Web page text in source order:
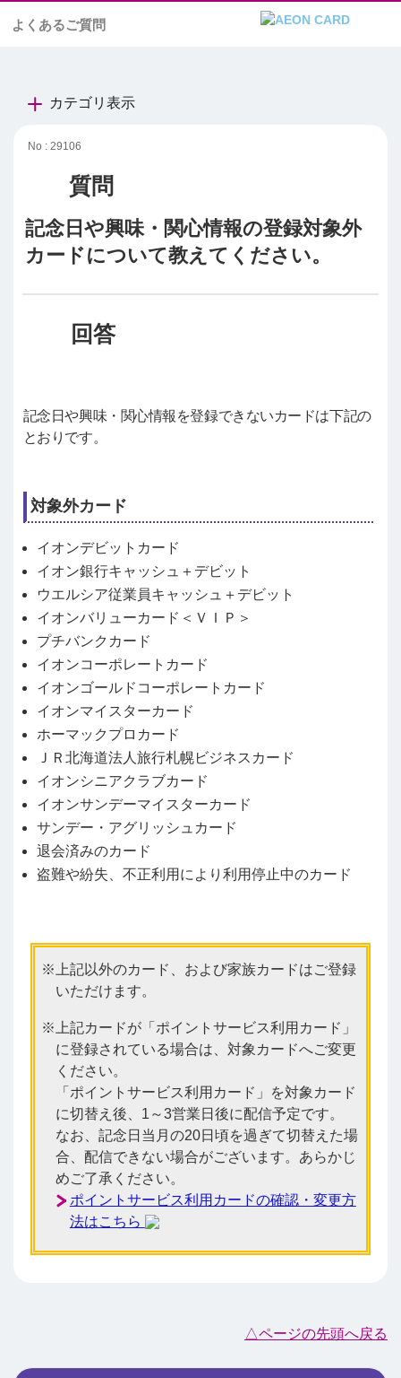
よくあるご質問
カテゴリ表示
No : 29106
記念日や興味・関心情報の登録対象外
カードについて教えてください。
記念日や興味・関心情報を登録できないカードは下記の
とおりです。
対象外カード
イオンデビットカード
イオン銀行キャッシュ＋デビット
ウエルシア従業員キャッシュ＋デビット
イオンバリューカード＜ＶＩＰ＞
プチバンクカード
イオンコーポレートカード
イオンゴールドコーポレートカード
イオンマイスターカード
ホーマックプロカード
ＪＲ北海道法人旅行札幌ビジネスカード
イオンシニアクラブカード
イオンサンデーマイスターカード
サンデー・アグリッシュカード
退会済みのカード
盗難や紛失、不正利用により利用停止中のカード
上記以外のカード、および家族カードはご登録
いただけます。
上記カードが「ポイントサービス利用カード」
に登録されている場合は、対象カードへご変更
ください。
「ポイントサービス利用カード」を対象カード
に切替え後、1～3営業日後に配信予定です。
なお、記念日当月の20日頃を過ぎて切替えた場
合、配信できない場合がございます。あらかじ
めご了承ください。
ポイントサービス利用カードの確認・変更方
法はこちら
△ページの先頭へ戻る